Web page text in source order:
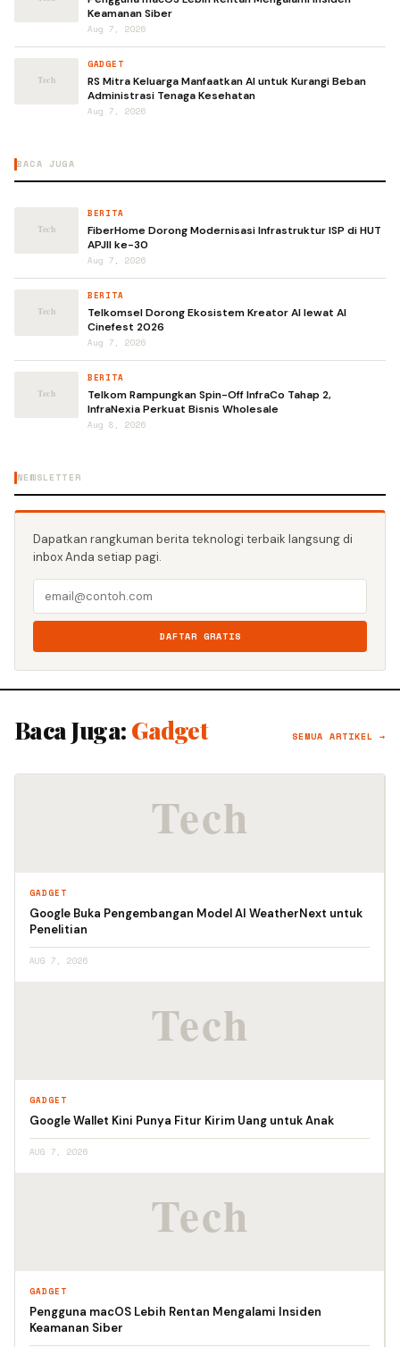
Keamanan Siber
Aug 7, 2026
GADGET
RS Mitra Keluarga Manfaatkan AI untuk Kurangi Beban
Administrasi Tenaga Kesehatan
Aug 7, 2026
BACA JUGA
BERITA
FiberHome Dorong Modernisasi Infrastruktur ISP di HUT
APJII ke-30
Aug 7, 2026
BERITA
Telkomsel Dorong Ekosistem Kreator AI lewat AI
Cinefest 2026
Aug 7, 2026
BERITA
Telkom Rampungkan Spin-Off InfraCo Tahap 2,
InfraNexia Perkuat Bisnis Wholesale
Aug 8, 2026
NEWSLETTER
Dapatkan rangkuman berita teknologi terbaik langsung di
inbox Anda setiap pagi.
DAFTAR GRATIS
Baca Juga: Gadget SEMUA ARTIKEL →
GADGET
Google Buka Pengembangan Model AI WeatherNext untuk
Penelitian
AUG 7, 2026
GADGET
Google Wallet Kini Punya Fitur Kirim Uang untuk Anak
AUG 7, 2026
GADGET
Pengguna macOS Lebih Rentan Mengalami Insiden
Keamanan Siber